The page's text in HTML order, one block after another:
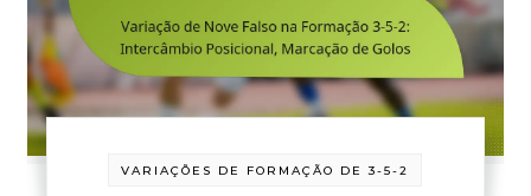
VARIAÇÕES DE FORMAÇÃO DE 3-5-2